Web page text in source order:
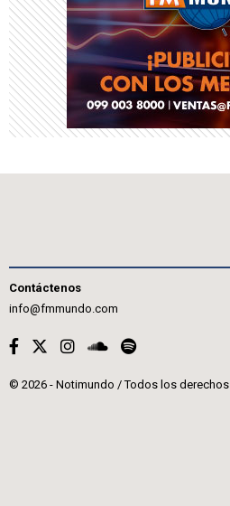
Contáctenos
info@fmmundo.com
© 2026 - Notimundo / Todos los derechos